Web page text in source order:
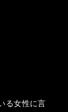
る女性に言